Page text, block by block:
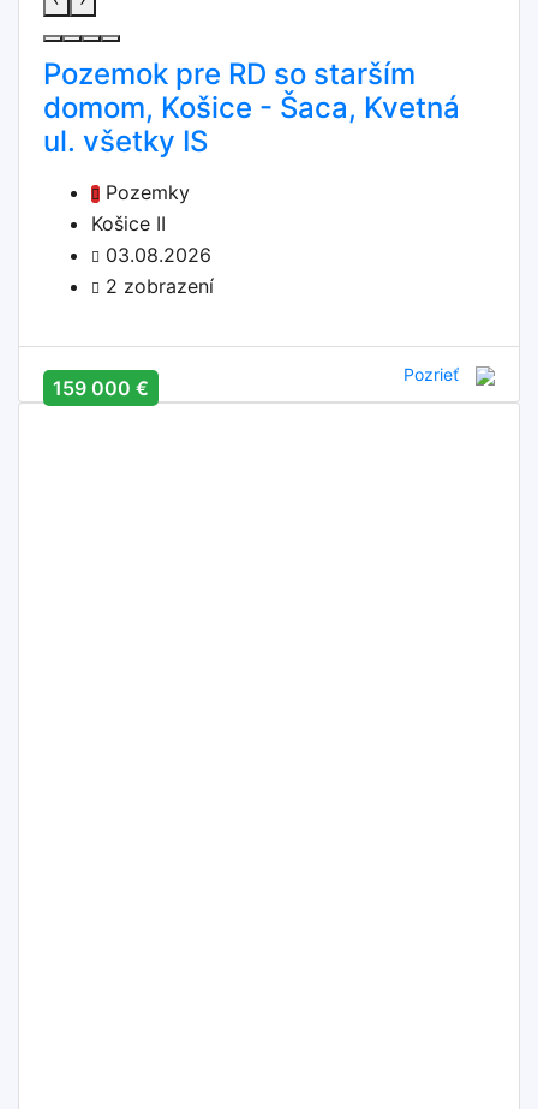
159 000 €
Pozemok pre RD so starším
domom, Košice - Šaca, Kvetná
ul. všetky IS
Pozemky
Košice II
03.08.2026
2 zobrazení
Pozrieť